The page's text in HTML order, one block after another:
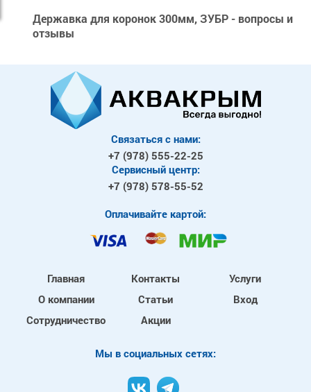
Державка для коронок 300мм, ЗУБР - вопросы и
отзывы
Связаться с нами:
+7 (978) 555-22-25
Сервисный центр:
+7 (978) 578-55-52
Оплачивайте картой:
Главная
О компании
Сотрудничество
Контакты
Статьи
Акции
Услуги
Вход
Mы в социальных сетях: